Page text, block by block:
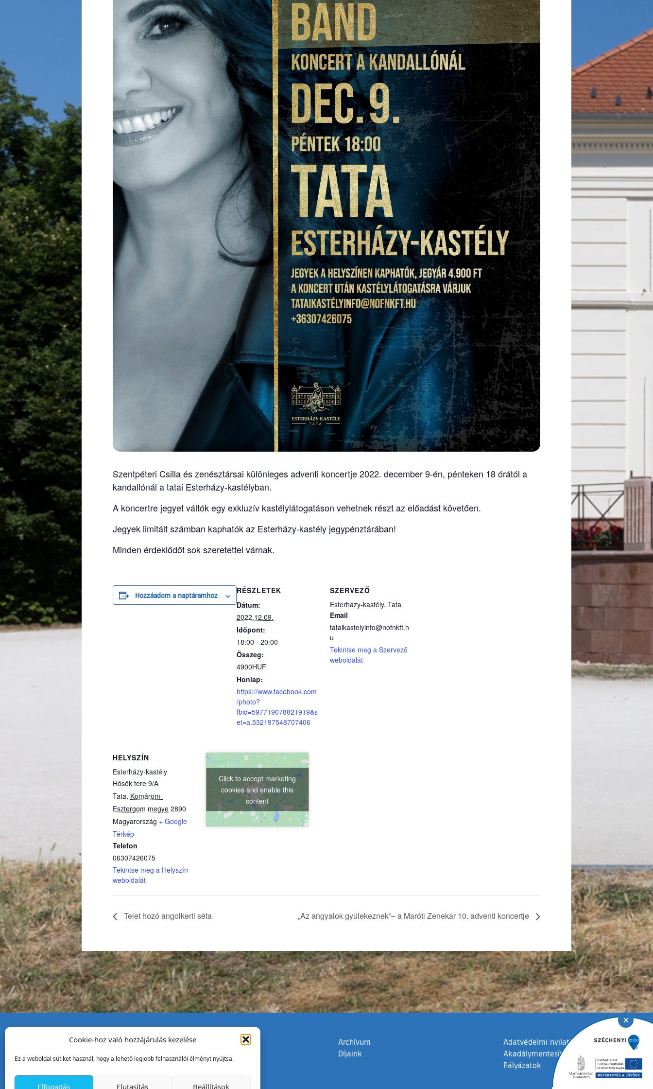
Cookie-hoz való hozzájárulás kezelése
Ez a weboldal sütiket használ, hogy a lehető legjobb felhasználói élményt nyújtsa.
Elfogadás Elutasítás Beállítások
Szentpéteri Csilla és zenésztársai különleges adventi koncertje 2022. december 9-én, pénteken 18 órától a
kandallónál a tatai Esterházy-kastélyban.
A koncertre jegyet váltók egy exkluzív kastélylátogatáson vehetnek részt az előadást követően.
Jegyek limitált számban kaphatók az Esterházy-kastély jegypénztárában!
Minden érdeklődőt sok szeretettel várnak.
Hozzáadom a naptáramhoz
RÉSZLETEK
Dátum:
2022.12.09.
Időpont:
18:00 - 20:00
Összeg:
4900HUF
Honlap:
https://www.facebook.com
/photo?
fbid=597719078821919&s
et=a.532197548707406
SZERVEZŐ
Esterházy-kastély, Tata
Email
tataikastelyinfo@nofnkft.h
u
Tekintse meg a Szervező
weboldalát(külső hivatkozás)
HELYSZÍN
Esterházy-kastély
Hősök tere 9/A
Tata, Komárom-
Esztergom megye 2890
Magyarország + Google
Térkép(külső hivatkozás)
Telefon
06307426075
Tekintse meg a Helyszín
weboldalát(külső hivatkozás)
Click to accept marketing
cookies and enable this
content
Telet hozó angolkerti séta „Az angyalok gyülekeznek”– a Maróti Zenekar 10. adventi koncertje
Tata Város Önkormányzata
2890 Tata, Kossuth tér 1.
Archívum
Díjaink
Adatvédelmi nyilatkozat
Akadálymentesítési nyilatkozat
Pályázatok
✕